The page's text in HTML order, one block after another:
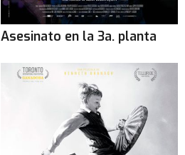
Asesinato en la 3a. planta